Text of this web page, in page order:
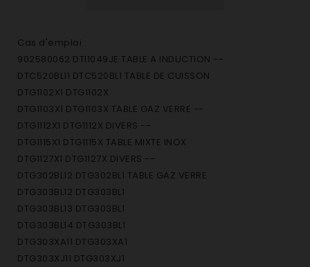
Cas d'emploi :
902580062 DTI1049JE TABLE A INDUCTION --
DTC520BL11 DTC520BL1 TABLE DE CUISSON
DTG1102X1 DTG1102X
DTG1103X1 DTG1103X TABLE GAZ VERRE --
DTG1112X1 DTG1112X DIVERS --
DTG1115X1 DTG1115X TABLE MIXTE INOX
DTG1127X1 DTG1127X DIVERS --
DTG302BL12 DTG302BL1 TABLE GAZ VERRE
DTG303BL12 DTG303BL1
DTG303BL13 DTG303BL1
DTG303BL14 DTG303BL1
DTG303XA11 DTG303XA1
DTG303XJ11 DTG303XJ1